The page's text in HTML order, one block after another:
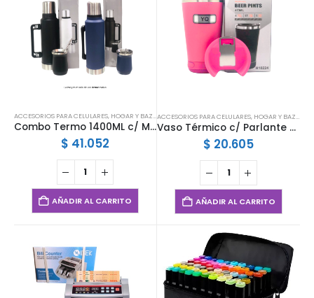
ACCESORIOS PARA CELULARES, HOGAR Y BAZAR
Combo Termo 1400ML c/ Mate
$ 41.052
AÑADIR AL CARRITO
ACCESORIOS PARA CELULARES, HOGAR Y BAZAR
Vaso Térmico c/ Parlante Cervecero 473ML
$ 20.605
AÑADIR AL CARRITO